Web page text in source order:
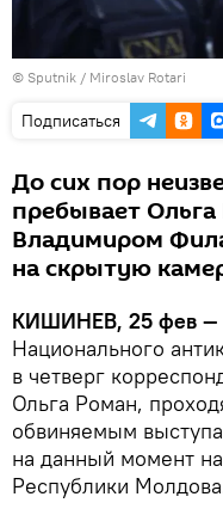
© Sputnik / Miroslav Rotari
Подписаться
До сих пор
пребывает
Владимиром
на скрытую
КИШИНЕВ, 25 фев —
Национального
в четверг
Ольга Роман,
обвиняемым
на данный момент
Республики